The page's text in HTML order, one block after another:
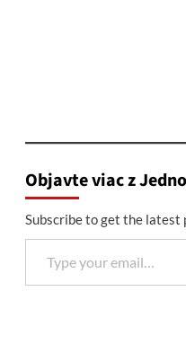
Objavte viac z
Subscribe to get the latest
Type your email…